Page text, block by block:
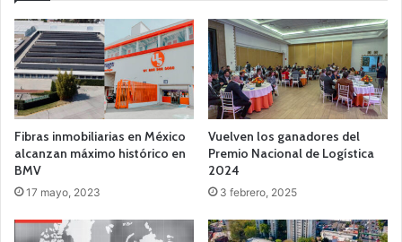
Fibras inmobiliarias en México
alcanzan máximo histórico en
BMV
17 mayo, 2023
Vuelven los ganadores del
Premio Nacional de Logística
2024
3 febrero, 2025